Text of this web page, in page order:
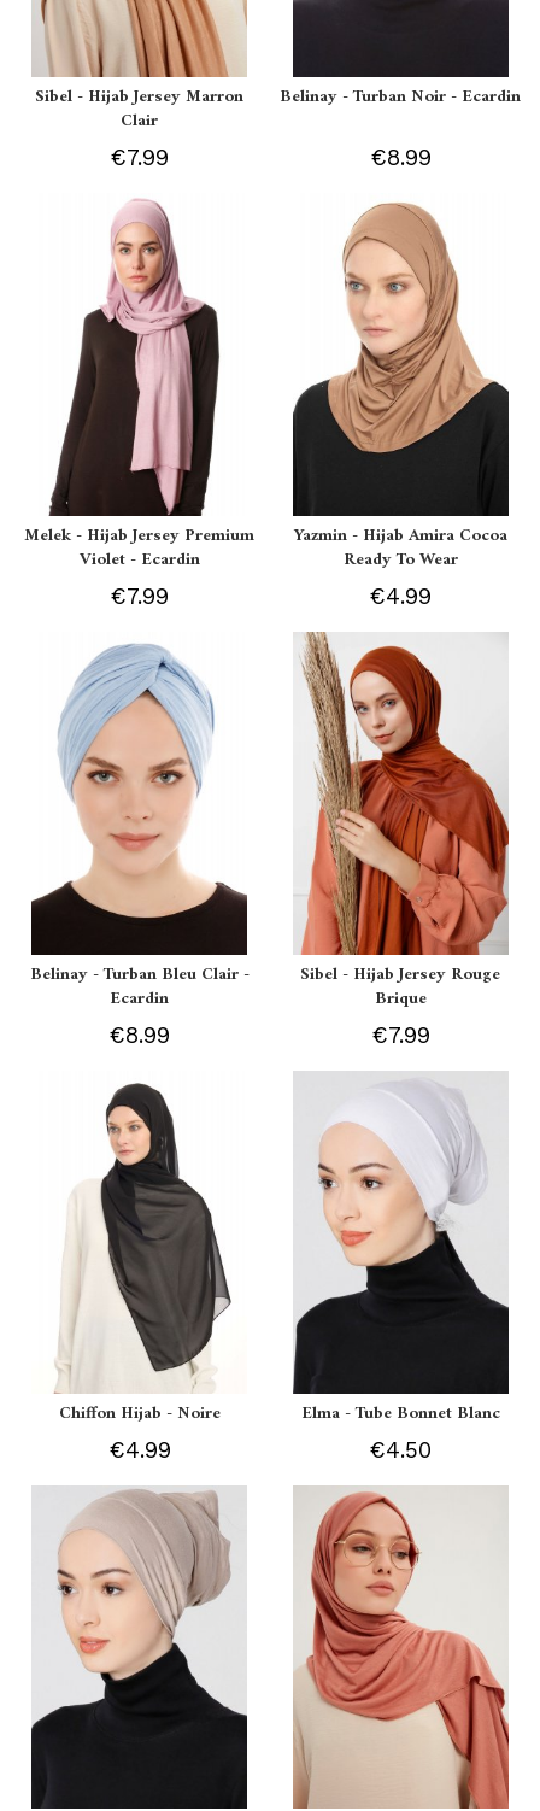
Sibel - Hijab Jersey Marron
Clair
€7.99
Belinay - Turban Noir - Ecardin
€8.99
Melek - Hijab Jersey Premium
Violet - Ecardin
€7.99
Yazmin - Hijab Amira Cocoa
Ready To Wear
€4.99
Belinay - Turban Bleu Clair -
Ecardin
€8.99
Sibel - Hijab Jersey Rouge
Brique
€7.99
Chiffon Hijab - Noire
€4.99
Elma - Tube Bonnet Blanc
€4.50